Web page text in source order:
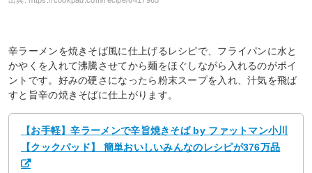
辛ラーメンを焼きそば風に仕上げるレシピで、フライパンに水と
かやくを入れて沸騰させてから麺をほぐしながら入れるのがポイ
ントです。好みの硬さになったら粉末スープを入れ、汁気を飛ば
すと旨辛の焼きそばに仕上がります。
【お手軽】辛ラーメンで辛旨焼きそば by ファットマン小川
【クックパッド】 簡単おいしいみんなのレシピが376万品